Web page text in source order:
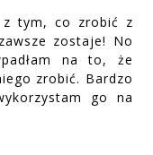
z tym, co zrobić z
zostaje! No
na to, że
zrobić. Bardzo
go na